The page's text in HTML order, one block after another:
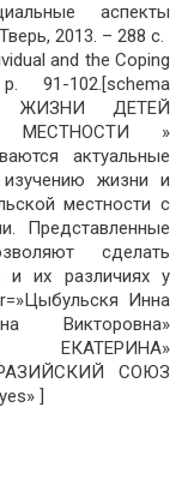
аспекты
2013. – 288 с.
and the Coping
91-102.[schema
ЖИЗНИ ДЕТЕЙ
МЕСТНОСТИ »
актуальные
жизни и
местности с
Представленные
сделать
их различиях у
Инна
Викторовна»
ЕКАТЕРИНА»
СОЮЗ
]